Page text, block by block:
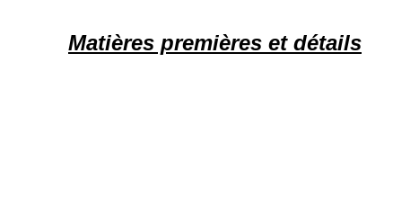
Matières premières et détails